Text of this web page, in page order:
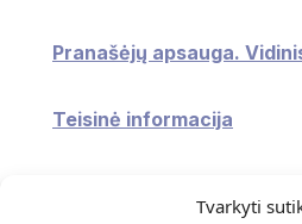
Tvarkyti
Pranašėjų apsauga.
Teisinė informacija